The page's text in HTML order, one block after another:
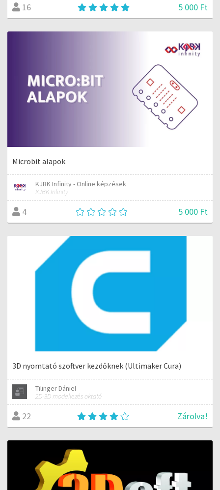
16 5 000 Ft
Microbit alapok
KJBK Infinity - Online képzések
KJBK Infinity
4 5 000 Ft
3D nyomtató szoftver kezdőknek (Ultimaker Cura)
Tilinger Dániel
2D-3D modellezés oktató
22 Zárolva!